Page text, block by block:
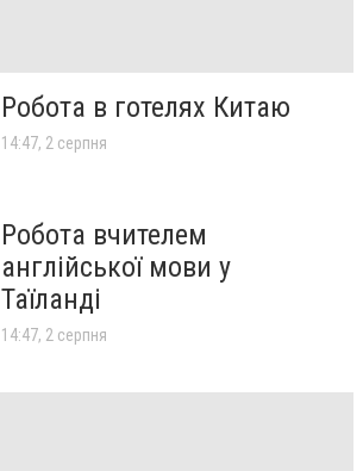
Робота в готелях Китаю
14:47, 2 серпня
Робота вчителем
англійської мови у
Таїланді
14:47, 2 серпня